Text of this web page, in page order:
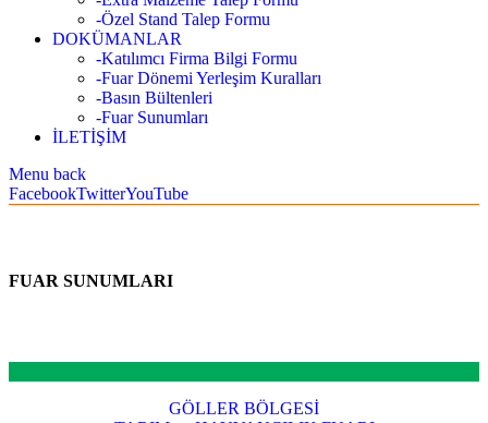
-Özel Stand Talep Formu
DOKÜMANLAR
-Katılımcı Firma Bilgi Formu
-Fuar Dönemi Yerleşim Kuralları
-Basın Bültenleri
-Fuar Sunumları
İLETİŞİM
Menu back
FacebookTwitterYouTube
FUAR SUNUMLARI
GÖLLER BÖLGESİ